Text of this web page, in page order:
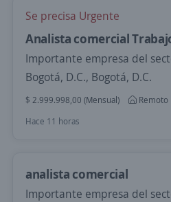
Se precisa Urgente
Analista comercial
Importante empresa del
Bogotá, D.C., Bogotá, D.C.
$ 2.999.998,00 (Mensual)
Remoto
Hace 11 horas
analista comercial
Importante empresa del